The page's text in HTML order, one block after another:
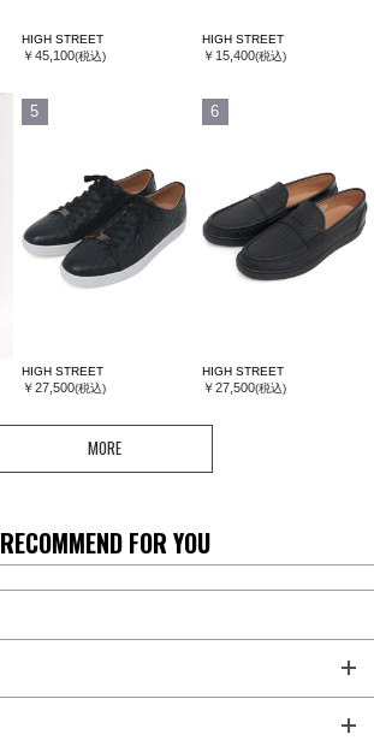
HIGH STREET
￥45,100(税込)
HIGH STREET
￥15,400(税込)
5
HIGH STREET
￥27,500(税込)
6
HIGH STREET
￥27,500(税込)
MORE
RECOMMEND FOR YOU